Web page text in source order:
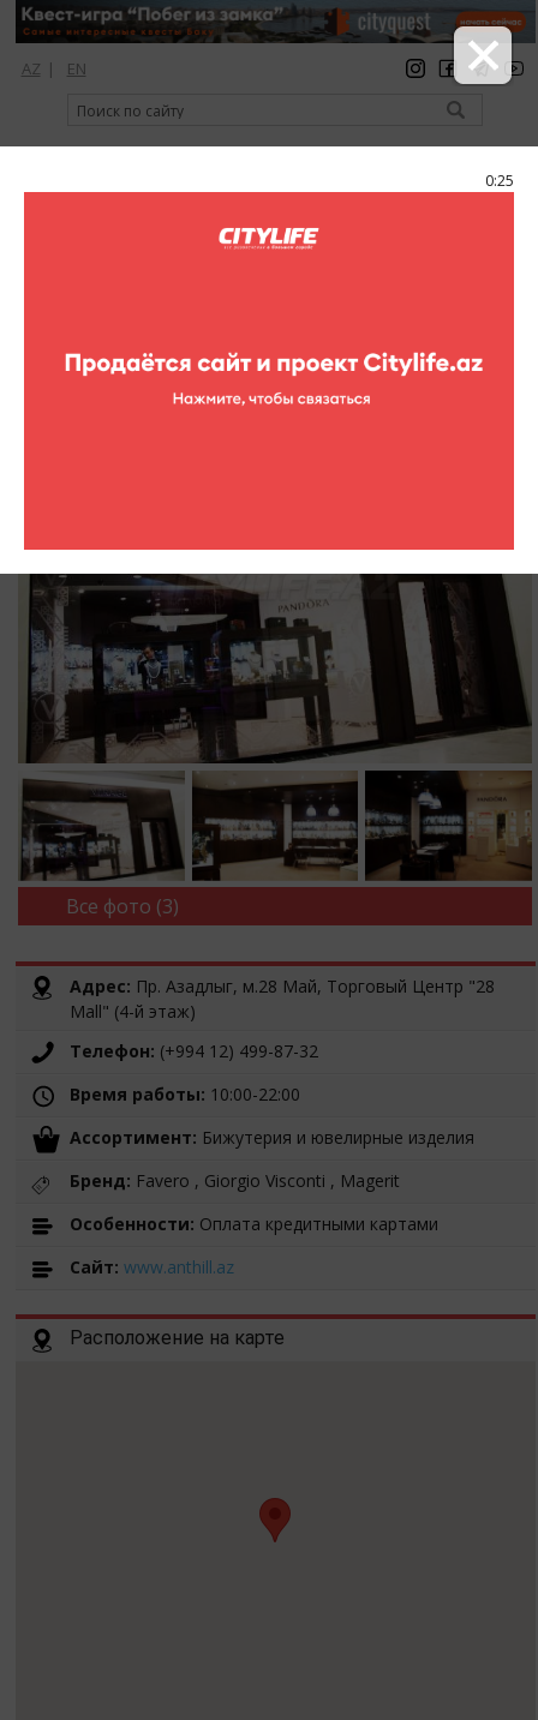
0:25
AZ | EN
регистрация вход Citylife Magazine
Vitrage
Все фото (3)
Адрес: Пр. Азадлыг, м.28 Май, Торговый Центр "28
Mall" (4-й этаж)
Телефон: (+994 12) 499-87-32
Время работы: 10:00-22:00
Ассортимент: Бижутерия и ювелирные изделия
Бренд: Favero , Giorgio Visconti , Magerit
Особенности: Оплата кредитными картами
Cайт: www.anthill.az
Расположение на карте